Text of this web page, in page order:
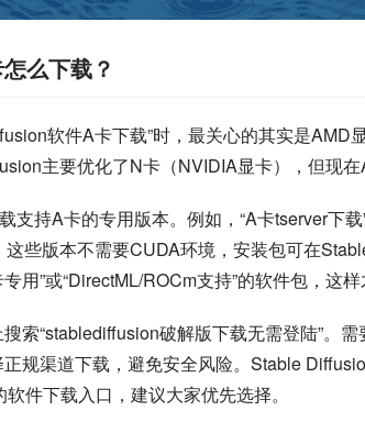
么下载？
软件A卡下载”时，最关心的其实是AMD
主要优化了N卡（NVIDIA显卡），但现在
支持A卡的专用版本。例如，“A卡tserver下
些版本不需要CUDA环境，安装包可在
用”或“DirectML/ROCm支持”的软件包，这样
索“stablediffusion破解版下载无需登陆”。
规渠道下载，避免安全风险。Stable
件下载入口，建议大家优先选择。